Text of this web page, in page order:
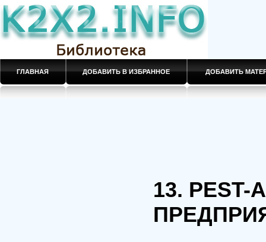
ГЛАВНАЯ ДОБАВИТЬ В ИЗБРАННОЕ ДОБАВИТЬ
13.